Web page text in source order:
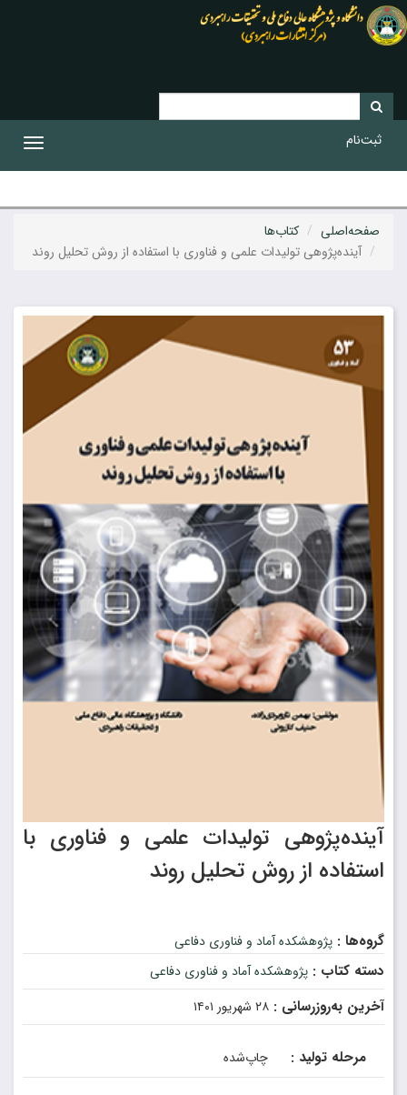
ثبت‌نام
صفحه‌اصلی
کتاب‌ها
آینده‌پژوهی تولیدات علمی و فناوری با استفاده از روش تحلیل روند
آینده‌پژوهی تولیدات علمی و فناوری با
استفاده از روش تحلیل روند
گروه‌ها : پژوهشکده آماد و فناوری دفاعی
دسته کتاب : پژوهشکده آماد و فناوری دفاعی
آخرین به‌روزرسانی : ۲۸ شهریور ۱۴۰۱
مرحله تولید : چاپ‌شده